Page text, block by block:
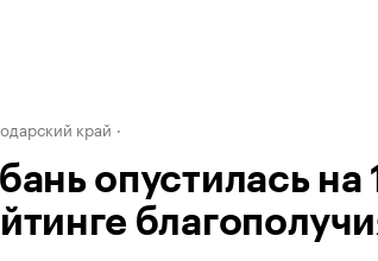
край
опустилась на